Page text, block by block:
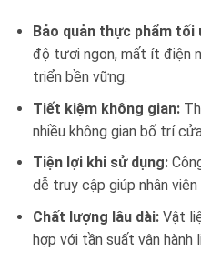
Bảo quản thực phẩm tối
độ tươi ngon, mất ít điện
triển bền vững.
Tiết kiệm không gian:
nhiều không gian bố trí
Tiện lợi khi sử dụng:
dễ truy cập giúp nhân
Chất lượng lâu dài:Vật
hợp với tần suất vận hành